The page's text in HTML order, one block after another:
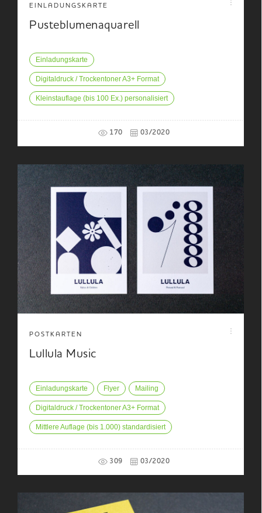
EINLADUNGSKARTE
Pusteblumenaquarell
Einladungskarte
Digitaldruck / Trockentoner A3+ Format
Kleinstauflage (bis 100 Ex.) personalisiert
170 03/2020
POSTKARTEN
Lullula Music
Einladungskarte Flyer Mailing
Digitaldruck / Trockentoner A3+ Format
Mittlere Auflage (bis 1.000) standardisiert
309 03/2020